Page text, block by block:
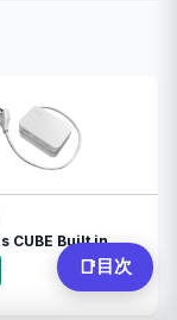
📑 目次
CUBE Built in …